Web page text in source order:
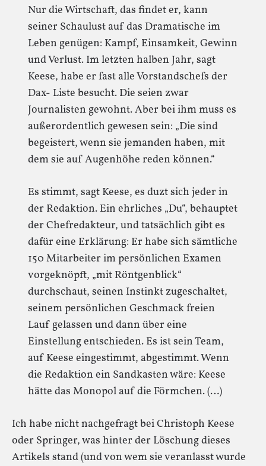
Nur die Wirtschaft, das findet er, kann
seiner Schaulust auf das Dramatische im
Leben genügen: Kampf, Einsamkeit, Gewinn
und Verlust. Im letzten halben Jahr, sagt
Keese, habe er fast alle Vorstandschefs der
Dax- Liste besucht. Die seien zwar
Journalisten gewohnt. Aber bei ihm muss es
außerordentlich gewesen sein: „Die sind
begeistert, wenn sie jemanden haben, mit
dem sie auf Augenhöhe reden können.“
Es stimmt, sagt Keese, es duzt sich jeder in
der Redaktion. Ein ehrliches „Du“, behauptet
der Chefredakteur, und tatsächlich gibt es
dafür eine Erklärung: Er habe sich sämtliche
150 Mitarbeiter im persönlichen Examen
vorgeknöpft, „mit Röntgenblick“
durchschaut, seinen Instinkt zugeschaltet,
seinem persönlichen Geschmack freien
Lauf gelassen und dann über eine
Einstellung entschieden. Es ist sein Team,
auf Keese eingestimmt, abgestimmt. Wenn
die Redaktion ein Sandkasten wäre: Keese
hätte das Monopol auf die Förmchen. (…)
Ich habe nicht nachgefragt bei Christoph Keese
oder Springer, was hinter der Löschung dieses
Artikels stand (und von wem sie veranlasst wurde